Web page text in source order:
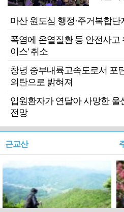
마산 원도심 행정·주거복합
폭염에 온열질환 등 안전사고
이스' 취소
창녕 중부내륙고속도로서 포
의탄으로 밝혀져
입원환자가 연달아 사망한 울
전망
근교산